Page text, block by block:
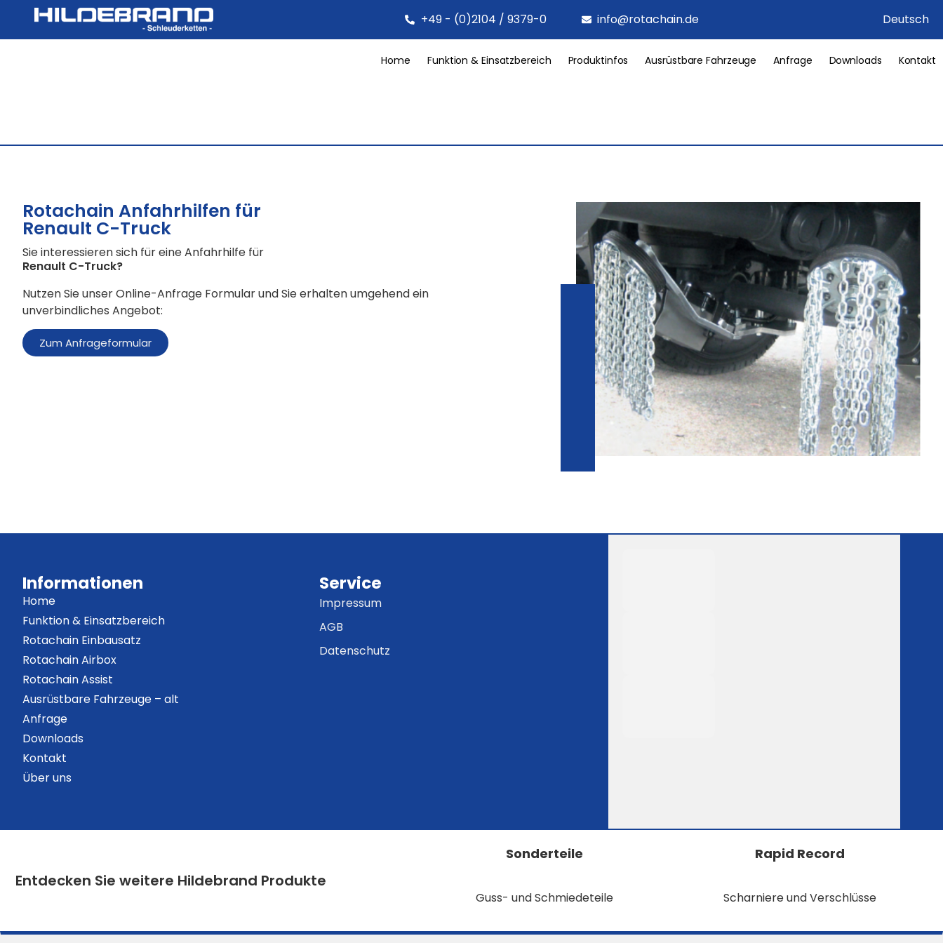
Deutsch
+49 - (0)2104 / 9379-0 info@rotachain.de
Home Funktion & Einsatzbereich Produktinfos Ausrüstbare Fahrzeuge Anfrage Downloads Kontakt
Rotachain Anfahrhilfen für
Renault C-Truck
Sie interessieren sich für eine Anfahrhilfe für
Renault C-Truck?
Nutzen Sie unser Online-Anfrage Formular und Sie erhalten umgehend ein
unverbindliches Angebot:
Zum Anfrageformular
Informationen
Home
Funktion & Einsatzbereich
Rotachain Einbausatz
Rotachain Airbox
Rotachain Assist
Ausrüstbare Fahrzeuge – alt
Anfrage
Downloads
Kontakt
Über uns
Service
Impressum
AGB
Datenschutz
Entdecken Sie weitere Hildebrand Produkte
Sonderteile
Guss- und Schmiedeteile
Rapid Record
Scharniere und Verschlüsse